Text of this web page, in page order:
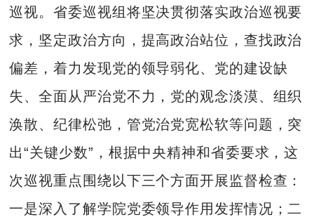
巡视。省委巡视组将坚决贯彻落实政治巡视要
求，坚定政治方向，提高政治站位，查找政治
偏差，着力发现党的领导弱化、党的建设缺
失、全面从严治党不力，党的观念淡漠、组织
涣散、纪律松弛，管党治党宽松软等问题，突
出“关键少数”，根据中央精神和省委要求，这
次巡视重点围绕以下三个方面开展监督检查：
一是深入了解学院党委领导作用发挥情况；二